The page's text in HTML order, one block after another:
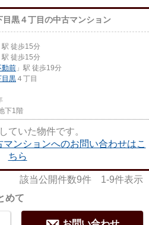
目黒４丁目の中古マンション
駅 徒歩15分
駅 徒歩15分
動前 」駅 徒歩19分
目黒 ４丁目
下1階
ていた物件です。
ンションへのお問い合わせはこ
ちら
該当公開件数9件 1-9件表示
めて